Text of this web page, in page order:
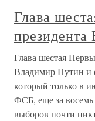
Глава
Глава шестая
Владимир Путин и
который только в
ФСБ, еще за восемь
выборов почти